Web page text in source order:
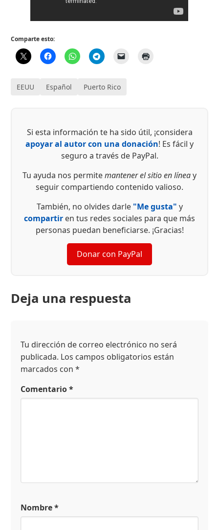
Comparte esto:
EEUU Español Puerto Rico
Si esta información te ha sido útil, ¡considera
apoyar al autor con una donación! Es fácil y
seguro a través de PayPal.
Tu ayuda nos permitemantener el sitio en líneay
seguir compartiendo contenido valioso.
También, no olvides darle "Me gusta" y
compartir en tus redes sociales para que más
personas puedan beneficiarse. ¡Gracias!
Donar con PayPal
Deja una respuesta
Tu dirección de correo electrónico no será
publicada. Los campos obligatorios están
marcados con*
Comentario*
Nombre*